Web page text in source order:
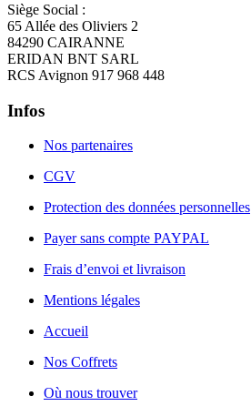
Siège Social :
65 Allée des Oliviers 2
84290 CAIRANNE
ERIDAN BNT SARL
RCS Avignon 917 968 448
Infos
Nos partenaires
CGV
Protection des données personnelles
Payer sans compte PAYPAL
Frais d’envoi et livraison
Mentions légales
Accueil
Nos Coffrets
Où nous trouver